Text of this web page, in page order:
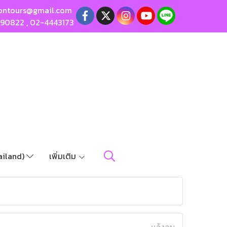
, 02-4443173
เพิ่มเติม